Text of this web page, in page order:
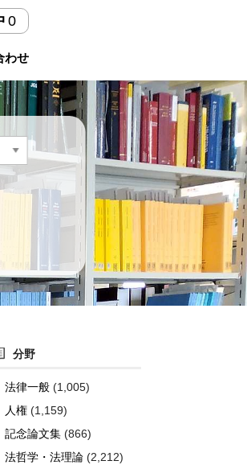
0
わせ
分野
法律一般 (1,005)
人権 (1,159)
記念論文集 (866)
法哲学・法理論 (2,212)